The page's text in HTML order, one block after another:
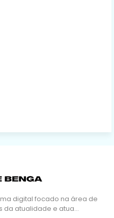
digital focado na área de
da atualidade e atua…